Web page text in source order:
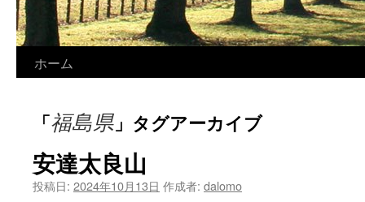
ホーム
「福島県 」タグアーカイブ
安達太良山
投稿日: 2024年10月13日 作成者: dalomo